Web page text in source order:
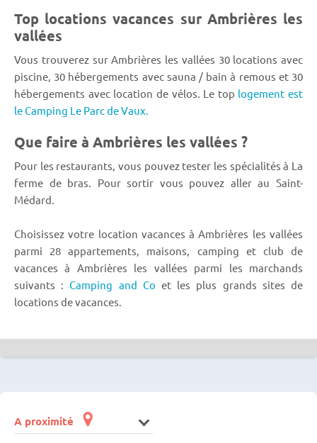
Top locations vacances sur Ambrières les
vallées
Vous trouverez sur Ambrières les vallées 30 locations avec
piscine, 30 hébergements avec sauna / bain à remous et 30
hébergements avec location de vélos. Le top logement est
le Camping Le Parc de Vaux.
Que faire à Ambrières les vallées ?
Pour les restaurants, vous pouvez tester les spécialités à La
ferme de bras. Pour sortir vous pouvez aller au Saint-
Médard.
Choisissez votre location vacances à Ambrières les vallées
parmi 28 appartements, maisons, camping et club de
vacances à Ambrières les vallées parmi les marchands
suivants :Camping and Co et les plus grands sites de
locations de vacances.
A proximité